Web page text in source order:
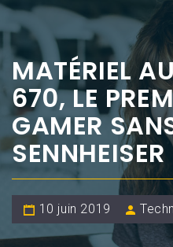
MATÉRIEL
670, LE
GAMER
SENNHEISER
10 juin 2019